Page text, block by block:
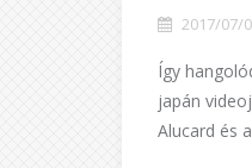
2017/07/
Így
japán
Alucard és